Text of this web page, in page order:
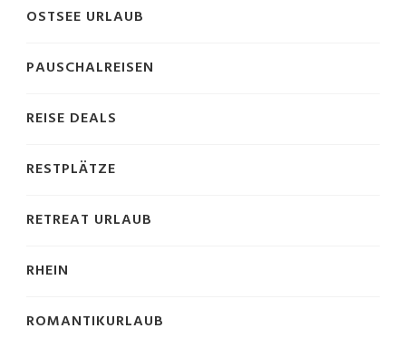
OSTSEE URLAUB
PAUSCHALREISEN
REISE DEALS
RESTPLÄTZE
RETREAT URLAUB
RHEIN
ROMANTIKURLAUB